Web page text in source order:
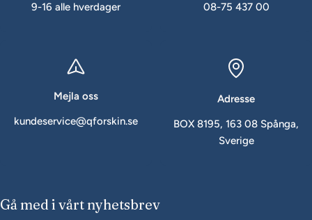
9-16 alle hverdager
08-75 437 00
Mejla oss
kundeservice@qforskin.se
Adresse
BOX 8195, 163 08 Spånga,
Sverige
Gå med i vårt nyhetsbrev